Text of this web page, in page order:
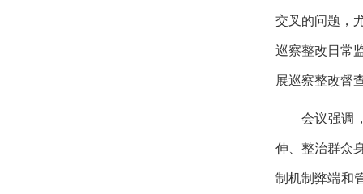
交叉的问题，
巡察整改日常
展巡察整改督
会议强调
伸、整治群众
制机制弊端和